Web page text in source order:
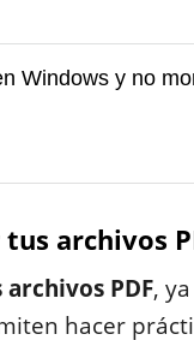
Windows y no
archivos
archivos PDF,
hacer